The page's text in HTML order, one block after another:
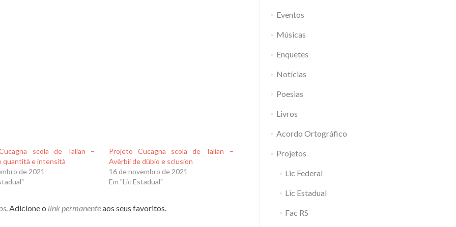
scola de Talian –
quantità e intensità
de 2021
Projeto Cucagna scola de Talian –
Avèrbii de dùbio e sclusion
16 de novembro de 2021
Em "Lic Estadual"
. Adicione o link permanenteaos seus favoritos.
Eventos
Músicas
Enquetes
Notícias
Poesias
Livros
Acordo Ortográfico
Projetos
Lic Federal
Lic Estadual
Fac RS